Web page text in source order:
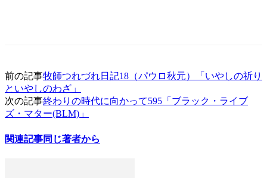
前の記事牧師つれづれ日記18（パウロ秋元）「いやしの祈り
といやしのわざ」
次の記事終わりの時代に向かって595「ブラック・ライブ
ズ・マター(BLM)」
関連記事同じ著者から